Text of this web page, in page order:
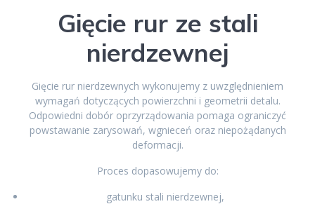
Gięcie rur ze stali
nierdzewnej
Gięcie rur nierdzewnych wykonujemy z uwzględnieniem
wymagań dotyczących powierzchni i geometrii detalu.
Odpowiedni dobór oprzyrządowania pomaga ograniczyć
powstawanie zarysowań, wgnieceń oraz niepożądanych
deformacji.
Proces dopasowujemy do:
gatunku stali nierdzewnej,